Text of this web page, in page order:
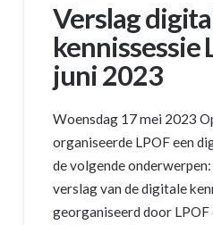
Verslag
kennissessie
juni 2023
Woensdag 17 mei 2023
organiseerde LPOF een
de volgende
verslag van de digitale
georganiseerd door